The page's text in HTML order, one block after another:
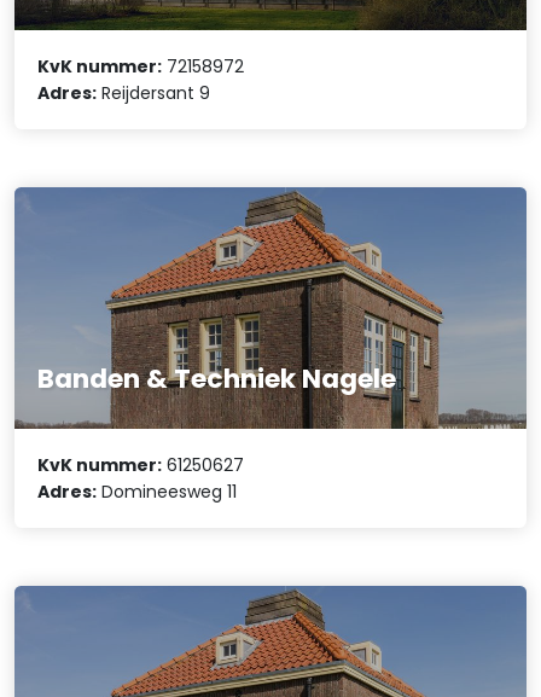
KvK nummer: 72158972
Adres: Reijdersant 9
Banden & Techniek Nagele
KvK nummer: 61250627
Adres: Domineesweg 11